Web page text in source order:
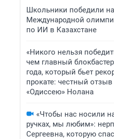
Школьники победили на
Международной
по ИИ в Казахстане
«Никого нельзя
чем главный блокбастер
года, который бьет
прокате: честный
«Одиссею» Нолана
«Чтобы нас носили
ручках, мы любим»:
Сергеевна, которую